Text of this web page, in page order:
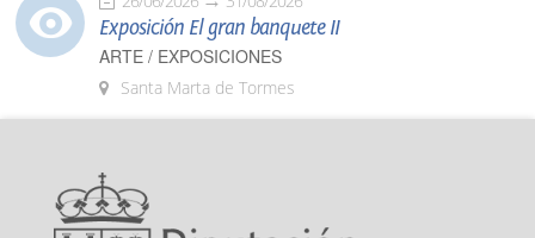
Exposición El gran banquete II
ARTE / EXPOSICIONES
Santa Marta de Tormes